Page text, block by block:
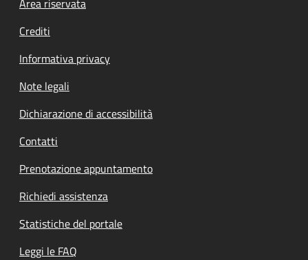
Crediti
Informativa privacy
Note legali
Dichiarazione di accessibilità
Contatti
Prenotazione appuntamento
Richiedi assistenza
Statistiche del portale
Leggi le FAQ